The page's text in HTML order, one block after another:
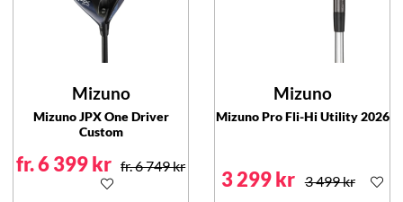
Mizuno
Mizuno JPX One Driver
Custom
fr. 6 399 kr fr. 6 749 kr
Mizuno
Mizuno Pro Fli-Hi Utility 2026
3 299 kr 3 499 kr